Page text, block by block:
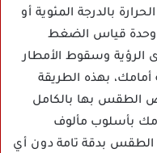
بالدرجة المئوية أو
وحدة قياس الضغط
الرؤية وسقوط الأمطار
بهذه الطريقة
الطقس بها بالكامل
بأسلوب مألوف
الطقس بدقة تامة دون أي